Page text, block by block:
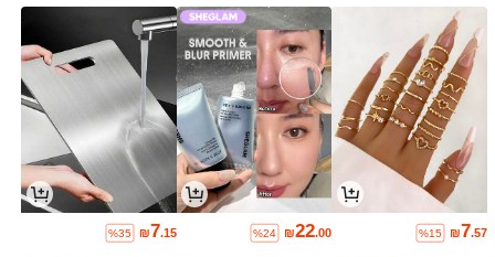
₪7.57
%15
₪22.00
%24
₪7.15
%35